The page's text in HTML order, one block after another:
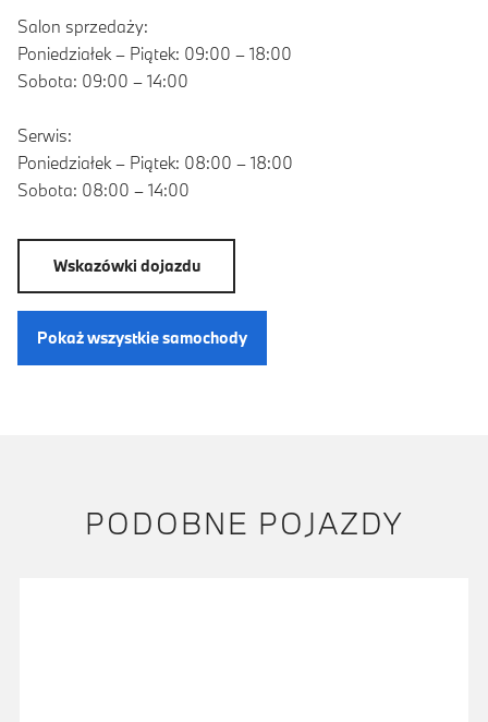
Salon sprzedaży:
Poniedziałek – Piątek: 09:00 – 18:00
Sobota: 09:00 – 14:00
Serwis:
Poniedziałek – Piątek: 08:00 – 18:00
Sobota: 08:00 – 14:00
Wskazówki dojazdu
Pokaż wszystkie samochody
PODOBNE POJAZDY